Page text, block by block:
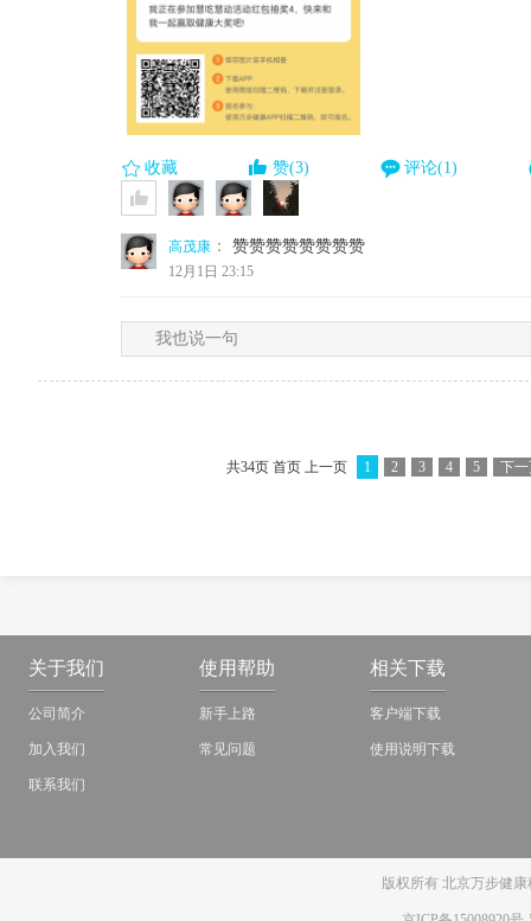
收藏 赞(3) 评论(1)
高茂康 ： 赞赞赞赞赞赞赞赞
12月1日 23:15
我也说一句
共34页 首页 上一页 1 2 3 4 5 下
关于我们
公司简介
加入我们
联系我们
使用帮助
新手上路
常见问题
相关下载
客户端下载
使用说明下载
版权所有 北京万步健